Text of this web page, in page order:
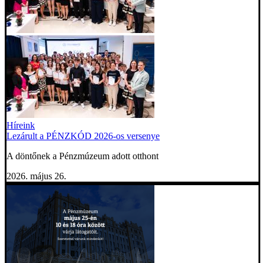
Híreink
Lezárult a PÉNZKÓD 2026-os versenye
A döntőnek a Pénzmúzeum adott otthont
2026. május 26.